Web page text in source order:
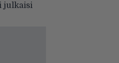
julkaisi